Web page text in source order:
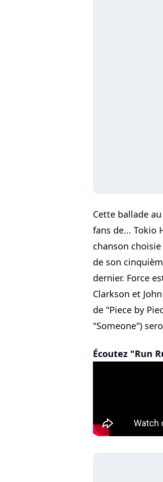
Cette ballade
fans de... Tokio
chanson
de son
dernier. Force
Clarkson et
de "Piece by
"Someone")
Écoutez "Run